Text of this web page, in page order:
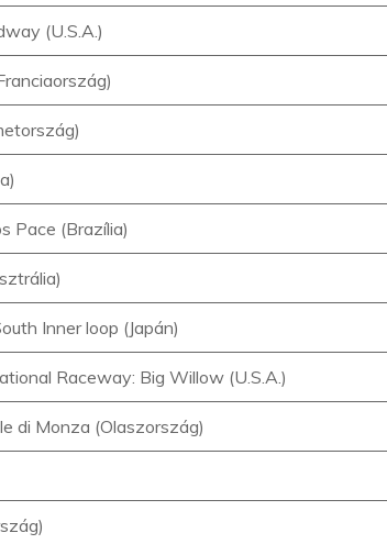
(U.S.A.)
Pace (Brazília)
Inner loop (Japán)
Raceway: Big Willow (U.S.A.)
di Monza (Olaszország)